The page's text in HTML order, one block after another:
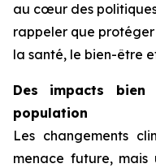
au cœur des
rappeler que protéger
la santé, le bien-être
Des impacts
population
Les changements
menace future, mais